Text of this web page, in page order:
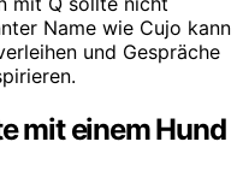
Name wie Cujo kann
und Gespräche
mit einem Hund